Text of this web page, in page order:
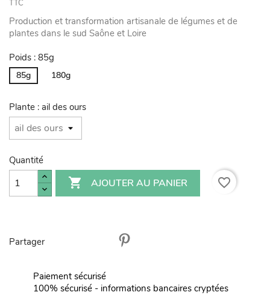
TTC
Production et transformation artisanale de légumes et de
plantes dans le sud Saône et Loire
Poids : 85g
85g 180g
Plante : ail des ours
Quantité
 AJOUTER AU PANIER favorite_border
Partager
Paiement sécurisé
100% sécurisé - informations bancaires cryptées